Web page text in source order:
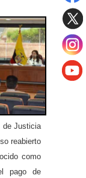
de Justicia
reabierto
como
pago de